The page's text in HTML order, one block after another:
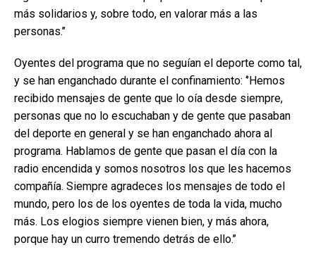
más solidarios y, sobre todo, en valorar más a las
personas.’’
Oyentes del programa que no seguían el deporte como tal,
y se han enganchado durante el confinamiento: ‘’Hemos
recibido mensajes de gente que lo oía desde siempre,
personas que no lo escuchaban y de gente que pasaban
del deporte en general y se han enganchado ahora al
programa. Hablamos de gente que pasan el día con la
radio encendida y somos nosotros los que les hacemos
compañía. Siempre agradeces los mensajes de todo el
mundo, pero los de los oyentes de toda la vida, mucho
más. Los elogios siempre vienen bien, y más ahora,
porque hay un curro tremendo detrás de ello.’’